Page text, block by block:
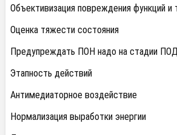
Объективизация повреждения функций и
Оценка тяжести состояния
Предупреждать ПОН надо на стадии
Этапность действий
Антимедиаторное воздействие
Нормализация выработки энергии